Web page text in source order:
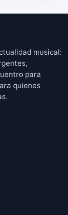
musical:
para
quienes